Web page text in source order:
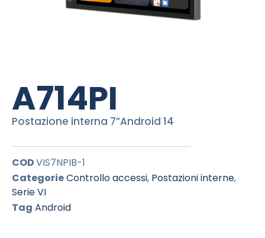
A714PI
Postazione interna 7”Android 14
CODVIS7NPIB-1
CategorieControllo accessi, Postazioni interne,
Serie VI
Tag Android